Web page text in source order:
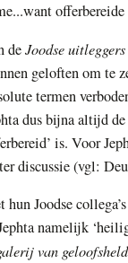
...want
deJoodse uitleggers
geloften om te
termen
dus bijna altijd
is. Voor
discussie (vgl:
Joodse
namelijk
van